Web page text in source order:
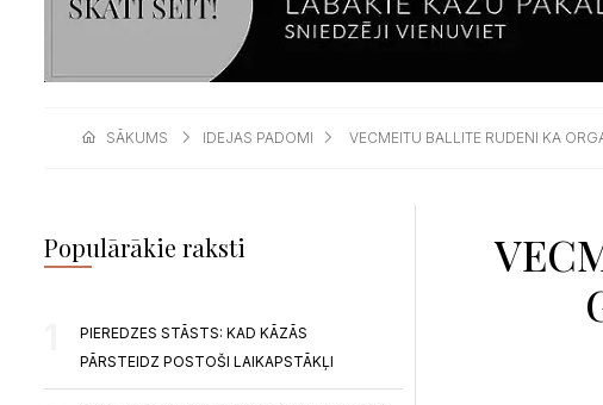
SĀKUMS IDEJAS PADOMI VECMEITU BALLITE RUDENI KA
Populārākie raksti
PIEREDZES STĀSTS: KAD KĀZĀS
PĀRSTEIDZ POSTOŠI LAIKAPSTĀKĻI